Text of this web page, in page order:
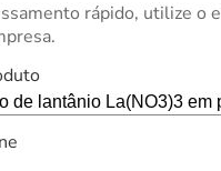
rápido, utilize o